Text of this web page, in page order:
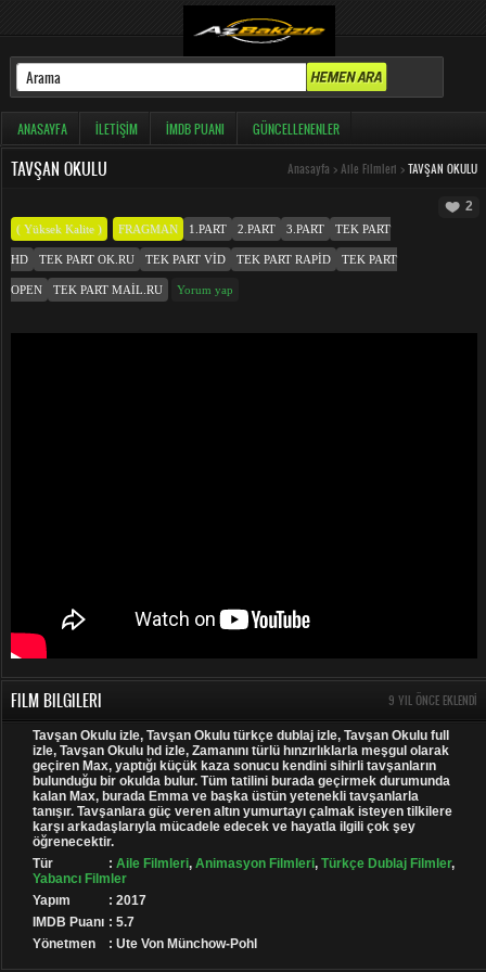
ANASAYFA İLETIŞIM İMDB PUANI GÜNCELLENENLER
TAVŞAN OKULU Anasayfa > Aile Filmleri > TAVŞAN OKULU
2
( Yüksek Kalite ) FRAGMAN 1.PART 2.PART 3.PART TEK PART
HD TEK PART OK.RU TEK PART VID TEK PART RAPID TEK PART
OPEN TEK PART MAIL.RU Yorum yap
FILM BILGILERI 9 YIL ÖNCE EKLENDI
Tavşan Okulu izle, Tavşan Okulu türkçe dublaj izle, Tavşan Okulu full
izle, Tavşan Okulu hd izle, Zamanını türlü hınzırlıklarla meşgul olarak
geçiren Max, yaptığı küçük kaza sonucu kendini sihirli tavşanların
bulunduğu bir okulda bulur. Tüm tatilini burada geçirmek durumunda
kalan Max, burada Emma ve başka üstün yetenekli tavşanlarla
tanışır. Tavşanlara güç veren altın yumurtayı çalmak isteyen tilkilere
karşı arkadaşlarıyla mücadele edecek ve hayatla ilgili çok şey
öğrenecektir.
Tür
: Aile Filmleri, Animasyon Filmleri, Türkçe Dublaj Filmler,
Yabancı Filmler
Yapım
: 2017
IMDB Puanı : 5.7
Yönetmen
: Ute Von Münchow-Pohl